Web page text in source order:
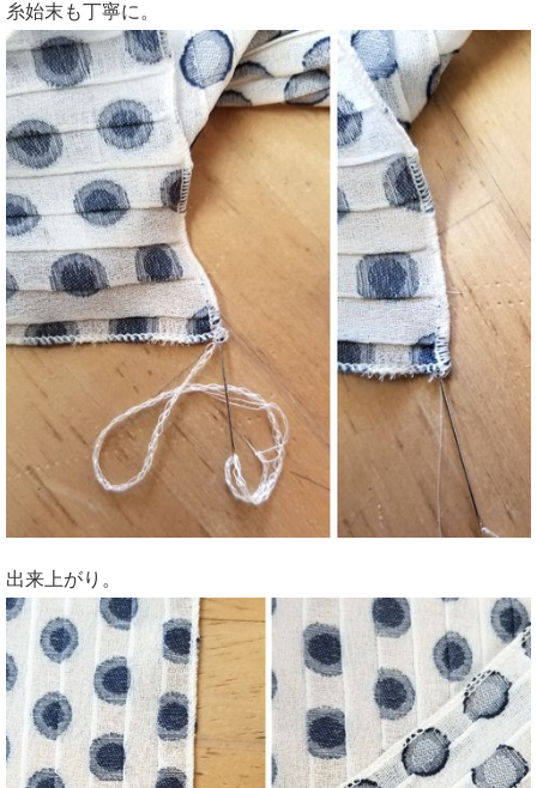
糸始末も丁寧に。
出来上がり。